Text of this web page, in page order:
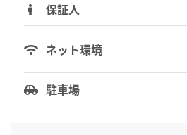
保証人
ネット環境
駐車場